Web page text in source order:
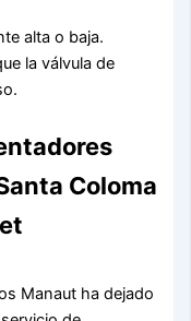
alta o baja.
la válvula de
Coloma
Manaut ha dejado